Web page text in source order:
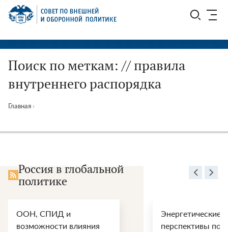
Перейти
СВОП
Поиск по меткам: // правила
внутреннего распорядка
Главная ›
Россия в глобальной
политике
ООН, СПИД и
возможности влияния
Энергетические
перспективы